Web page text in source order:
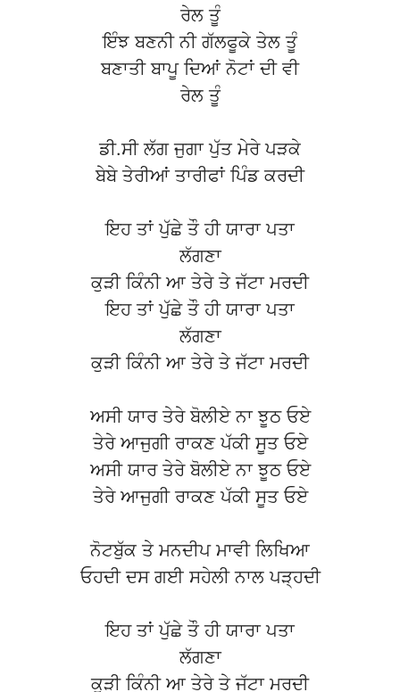
ਰੇਲ ਤੂੰ
ਇੰਝ ਬਣਨੀ ਨੀ ਗੱਲਫੂਕੇ ਤੇਲ ਤੂੰ
ਬਣਾਤੀ ਬਾਪੂ ਦਿਆਂ ਨੋਟਾਂ ਦੀ ਵੀ
ਰੇਲ ਤੂੰ
ਡੀ.ਸੀ ਲੱਗ ਜੁਗਾ ਪੁੱਤ ਮੇਰੇ ਪੜਕੇ
ਬੇਬੇ ਤੇਰੀਆਂ ਤਾਰੀਫਾਂ ਪਿੰਡ ਕਰਦੀ
ਇਹ ਤਾਂ ਪੁੱਛੇ ਤੌ ਹੀ ਯਾਰਾ ਪਤਾ
ਲੱਗਣਾ
ਕੁੜੀ ਕਿੰਨੀ ਆ ਤੇਰੇ ਤੇ ਜੱਟਾ ਮਰਦੀ
ਇਹ ਤਾਂ ਪੁੱਛੇ ਤੌ ਹੀ ਯਾਰਾ ਪਤਾ
ਲੱਗਣਾ
ਕੁੜੀ ਕਿੰਨੀ ਆ ਤੇਰੇ ਤੇ ਜੱਟਾ ਮਰਦੀ
ਅਸੀ ਯਾਰ ਤੇਰੇ ਬੋਲੀਏ ਨਾ ਝੂਠ ਓਏ
ਤੇਰੇ ਆਜੁਗੀ ਰਾਕਣ ਪੱਕੀ ਸੂਤ ਓਏ
ਅਸੀ ਯਾਰ ਤੇਰੇ ਬੋਲੀਏ ਨਾ ਝੂਠ ਓਏ
ਤੇਰੇ ਆਜੁਗੀ ਰਾਕਣ ਪੱਕੀ ਸੂਤ ਓਏ
ਨੋਟਬੁੱਕ ਤੇ ਮਨਦੀਪ ਮਾਵੀ ਲਿਖਿਆ
ਓਹਦੀ ਦਸ ਗਈ ਸਹੇਲੀ ਨਾਲ ਪੜ੍ਹਦੀ
ਇਹ ਤਾਂ ਪੁੱਛੇ ਤੌ ਹੀ ਯਾਰਾ ਪਤਾ
ਲੱਗਣਾ
ਕੁੜੀ ਕਿੰਨੀ ਆ ਤੇਰੇ ਤੇ ਜੱਟਾ ਮਰਦੀ